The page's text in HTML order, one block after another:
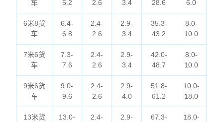
车
5.2
2.6
3.4
28.6
6.0
6米8货
车
6.4-
6.8
2.4-
2.6
2.9-
3.4
35.3-
43.2
8.0-
10.0
7米6货
车
7.3-
7.6
2.4-
2.6
2.9-
3.4
42.0-
48.7
8.0-
10.0
9米6货
车
9.0-
9.6
2.4-
2.6
2.9-
4.0
51.8-
61.2
10.0-
18.0
13米货
13.0-
2.4-
2.9-
67.3-
18.0-